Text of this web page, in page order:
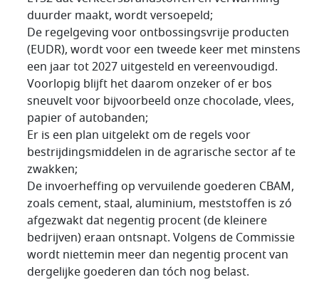
duurder maakt, wordt versoepeld;
De regelgeving voor ontbossingsvrije producten
(EUDR), wordt voor een tweede keer met minstens
een jaar tot 2027 uitgesteld en vereenvoudigd.
Voorlopig blijft het daarom onzeker of er bos
sneuvelt voor bijvoorbeeld onze chocolade, vlees,
papier of autobanden;
Er is een plan uitgelekt om de regels voor
bestrijdingsmiddelen in de agrarische sector af te
zwakken;
De invoerheffing op vervuilende goederen CBAM,
zoals cement, staal, aluminium, meststoffen is zó
afgezwakt dat negentig procent (de kleinere
bedrijven) eraan ontsnapt. Volgens de Commissie
wordt niettemin meer dan negentig procent van
dergelijke goederen dan tóch nog belast.